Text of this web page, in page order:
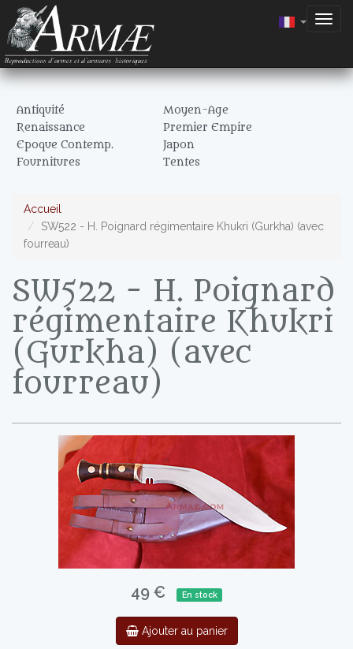
Antiquité
Moyen-Age
Renaissance
Premier Empire
Epoque Contemp.
Japon
Fournitures
Tentes
Accueil
SW522 - H. Poignard régimentaire Khukri (Gurkha) (avec
fourreau)
SW522 - H. Poignard
régimentaire Khukri
(Gurkha) (avec
fourreau)
49 € En stock
Ajouter au panier